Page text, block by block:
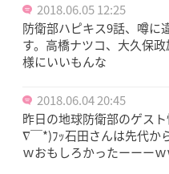
2018.06.05 12:25
防衛部ハピキス9話、噂に
す。高橋ナツコ、大久保
様にいいもんな
2018.06.04 20:45
昨日の地球防衛部のゲス
∇￣*)ﾌｯ石田さんは先代か
ｗおもしろかったーーー